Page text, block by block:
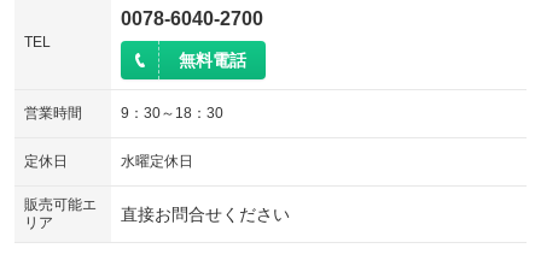
電動格納サードシート
ウォークスルー
：装備なし
電動リアゲート
：装備なし
シートエアコン
：装備なし
：装備なし
TEL
0078-6040-2700
無料電話
営業時間 9：30～18：30
定休日 水曜定休日
販売可能エ
リア
直接お問合せください